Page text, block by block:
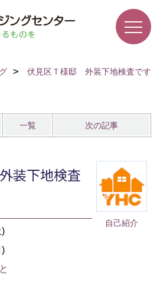
伏見区Ｔ様邸 外装下地検査です
一覧 次の記事
自己紹介
装下地検査
)
)